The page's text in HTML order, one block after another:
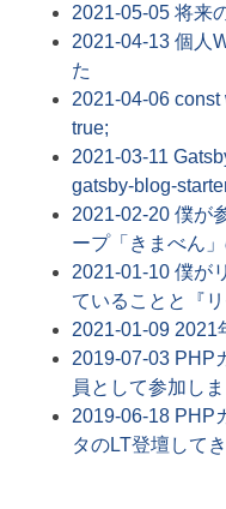
2021-05-05 将来
2021-04-13 個人
た
2021-04-06 const
true;
2021-03-11
gatsby-blog-
2021-02-20 僕が
ープ「きまべん
2021-01-10 僕が
ていることと『
2021-01-09 2021
2019-07-03 PHP
員として参加しま
2019-06-18 PHP
タのLT登壇して